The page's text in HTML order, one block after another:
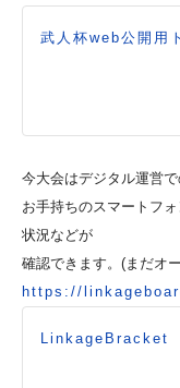
武人杯web公開用
今大会はデジタル運営で
お手持ちのスマートフ
状況などが
確認できます。(まだオ
https://
LinkageBracket